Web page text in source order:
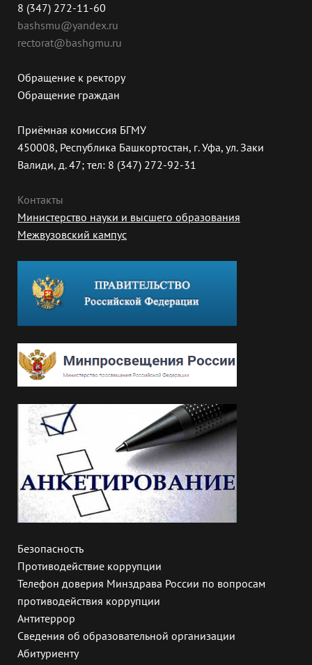
8 (347) 272-11-60
bashsmu@yandex.ru
rectorat@bashgmu.ru
Обращение к ректору
Обращение граждан
Приёмная комиссия БГМУ
450008, Республика Башкортостан, г. Уфа, ул. Заки
Валиди, д. 47; тел: 8 (347) 272-92-31
Контакты
Министерство науки и высшего образования
Межвузовский кампус
Безопасность
Противодействие коррупции
Телефон доверия Минздрава России по вопросам
противодействия коррупции
Антитеррор
Сведения об образовательной организации
Абитуриенту